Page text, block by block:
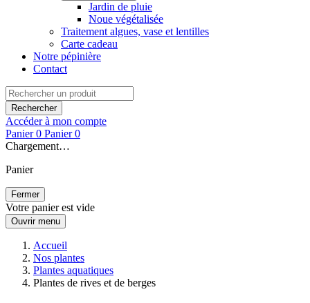
Jardin de pluie
Noue végétalisée
Traitement algues, vase et lentilles
Carte cadeau
Notre pépinière
Contact
Rechercher
Accéder à mon compte
Panier 0 Panier 0
Chargement…
Panier
Fermer
Votre panier est vide
Ouvrir menu
Accueil
Nos plantes
Plantes aquatiques
Plantes de rives et de berges